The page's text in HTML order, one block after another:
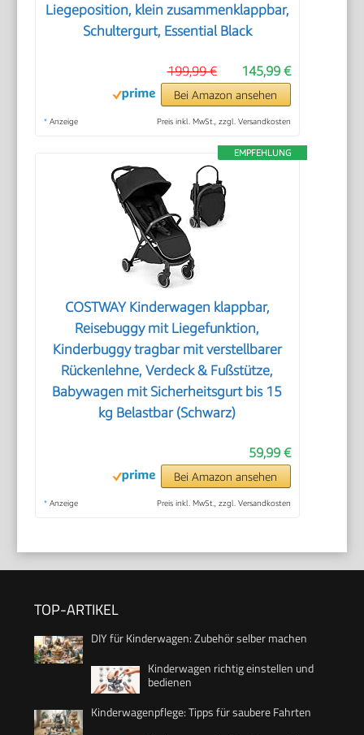
Liegeposition, klein zusammenklappbar,
Schultergurt, Essential Black
145,99 €
199,99 €
Bei Amazon ansehen
* Anzeige Preis inkl. MwSt., zzgl. Versandkosten
EMPFEHLUNG
COSTWAY Kinderwagen klappbar,
Reisebuggy mit Liegefunktion,
Kinderbuggy tragbar mit verstellbarer
Rückenlehne, Verdeck & Fußstütze,
Babywagen mit Sicherheitsgurt bis 15
kg Belastbar (Schwarz)
59,99 €
Bei Amazon ansehen
* Anzeige Preis inkl. MwSt., zzgl. Versandkosten
TOP-ARTIKEL
DIY für Kinderwagen: Zubehör selber machen
Kinderwagen richtig einstellen und
bedienen
Kinderwagenpflege: Tipps für saubere Fahrten